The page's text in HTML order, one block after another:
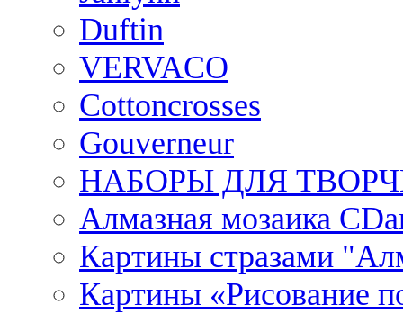
Duftin
VERVACO
Cottoncrosses
Gouverneur
НАБОРЫ ДЛЯ
Алмазная мозаика
Картины стразами
Картины «Рисование